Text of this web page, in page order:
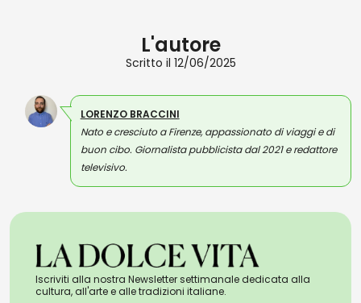
L'autore
Scritto il 12/06/2025
LORENZO BRACCINI
Nato e cresciuto a Firenze, appassionato di viaggi e di
buon cibo. Giornalista pubblicista dal 2021 e redattore
televisivo.
Iscriviti alla nostra Newsletter settimanale dedicata alla
cultura, all'arte e alle tradizioni italiane.